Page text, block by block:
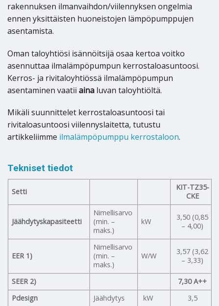
rakennuksen ilmanvaihdon/viilennyksen ongelmia
ennen yksittäisten huoneistojen lämpöpumppujen
asentamista.
Oman taloyhtiösi isännöitsijä osaa kertoa voitko
asennuttaa ilmalämpöpumpun kerrostaloasuntoosi.
Kerros- ja rivitaloyhtiössä ilmalämpöpumpun
asentaminen vaatii aina luvan taloyhtiöltä.
Mikäli suunnittelet kerrostaloasuntoosi tai
rivitaloasuntoosi viilennyslaitetta, tutustu
artikkeliimme ilmalämpöpumppu kerrostaloon.
Tekniset tiedot
Setti
KIT-TZ35-
CKE
Jäähdytyskapasiteetti
Nimellisarvo
(min. –
maks.)
kW
3,50 (0,85
– 4,00)
EER 1)
Nimellisarvo
(min. –
maks.)
W/W
3,57 (3,62
– 3,33)
SEER 2)
7,30 A++
Pdesign
Jäähdytys kW 3,5